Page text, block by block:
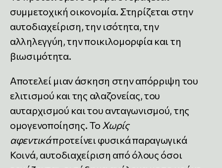
συμμετοχική οικονομία. Στηρίζεται στην
αυτοδιαχείριση, την ισότητα, την
αλληλεγγύη, την ποικιλομορφία και τη
βιωσιμότητα.
Αποτελεί μιαν άσκηση στην απόρριψη του
ελιτισμού και της αλαζονείας, του
αυταρχισμού και του ανταγωνισμού, της
ομογενοποίησης. Το Χωρίς
αφεντικάπροτείνει φυσικά παραγωγικά
Κοινά, αυτοδιαχείριση από όλους όσοι